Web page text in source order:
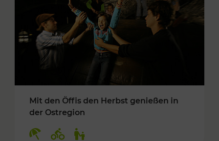
Mit den Öffis den Herbst genießen in
der Ostregion